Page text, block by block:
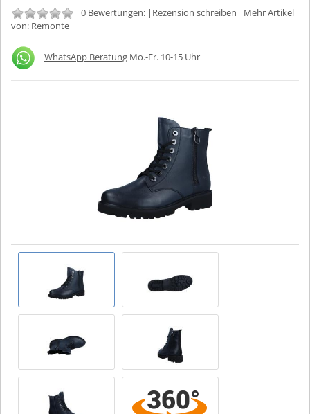
0 Bewertungen: | Rezension schreiben |Mehr Artikel
von: Remonte
WhatsApp Beratung Mo.-Fr. 10-15 Uhr